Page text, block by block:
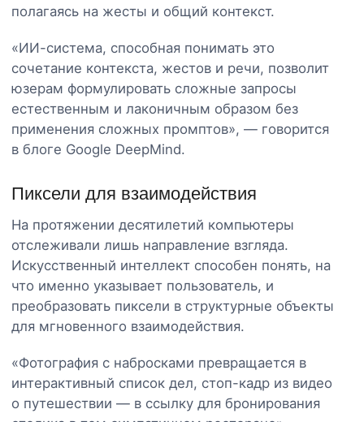
полагаясь на жесты и общий контекст.
«ИИ-система, способная понимать это
сочетание контекста, жестов и речи, позволит
юзерам формулировать сложные запросы
естественным и лаконичным образом без
применения сложных промптов», — говорится
в блоге Google DeepMind.
Пиксели для взаимодействия
На протяжении десятилетий компьютеры
отслеживали лишь направление взгляда.
Искусственный интеллект способен понять, на
что именно указывает пользователь, и
преобразовать пиксели в структурные объекты
для мгновенного взаимодействия.
«Фотография с набросками превращается в
интерактивный список дел, стоп-кадр из видео
о путешествии — в ссылку для бронирования